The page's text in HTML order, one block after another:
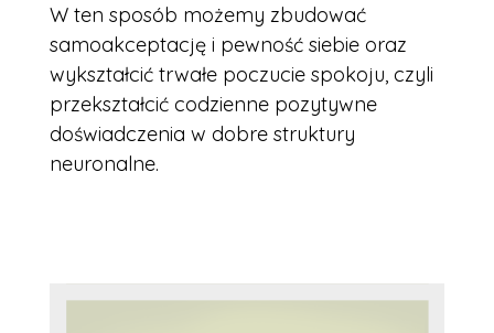
W ten sposób możemy zbudować
samoakceptację i pewność siebie oraz
wykształcić trwałe poczucie spokoju, czyli
przekształcić codzienne pozytywne
doświadczenia w dobre struktury
neuronalne.